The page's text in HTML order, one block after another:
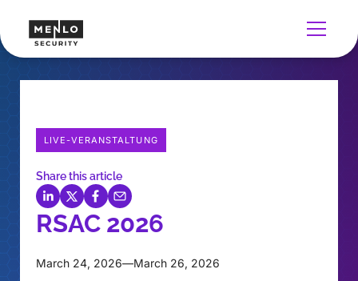
LIVE-VERANSTALTUNG
Share this article
RSAC 2026
March 24, 2026—March 26, 2026